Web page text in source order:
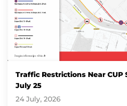
Traffic Restrictions Near CUP
July 25
24 July, 2026